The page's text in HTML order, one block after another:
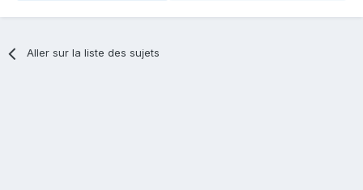
Aller sur la liste des sujets